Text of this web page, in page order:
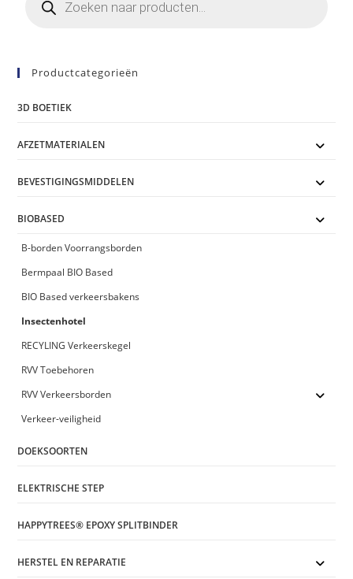
Productcategorieën
3D BOETIEK
AFZETMATERIALEN
BEVESTIGINGSMIDDELEN
BIOBASED
B-borden Voorrangsborden
Bermpaal BIO Based
BIO Based verkeersbakens
Insectenhotel
RECYLING Verkeerskegel
RVV Toebehoren
RVV Verkeersborden
Verkeer-veiligheid
DOEKSOORTEN
ELEKTRISCHE STEP
HAPPYTREES® EPOXY SPLITBINDER
HERSTEL EN REPARATIE